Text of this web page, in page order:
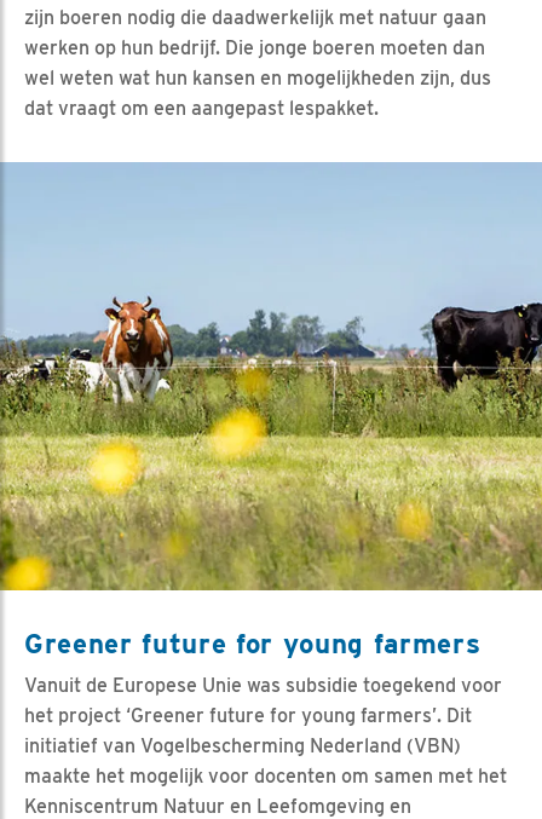
zijn boeren nodig die daadwerkelijk met natuur gaan
werken op hun bedrijf. Die jonge boeren moeten dan
wel weten wat hun kansen en mogelijkheden zijn, dus
dat vraagt om een aangepast lespakket.
Greener future for young farmers
Vanuit de Europese Unie was subsidie toegekend voor
het project ‘Greener future for young farmers’. Dit
initiatief van Vogelbescherming Nederland (VBN)
maakte het mogelijk voor docenten om samen met het
Kenniscentrum Natuur en Leefomgeving en